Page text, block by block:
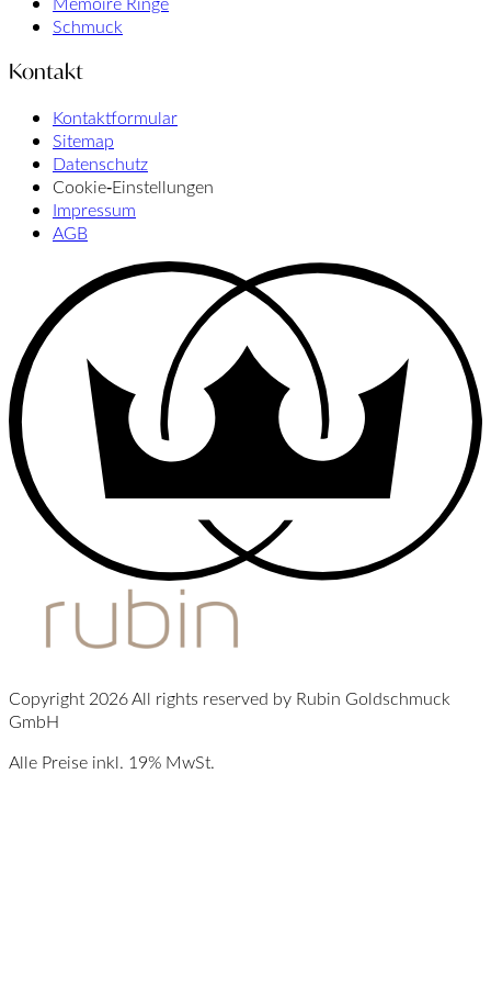
Schmuck
Kontakt
Kontaktformular
Sitemap
Datenschutz
Cookie‑Einstellungen
Impressum
AGB
Copyright 2026 All rights reserved by Rubin Goldschmuck
GmbH
Alle Preise inkl. 19% MwSt.